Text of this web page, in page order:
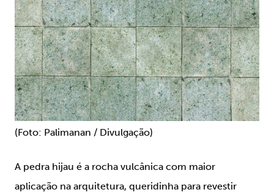
(Foto: Palimanan / Divulgação)
A pedra hijau é a rocha vulcânica com maior
aplicação na arquitetura, queridinha para revestir